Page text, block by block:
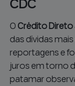
CDC
O Crédito
das dívidas
reportagens e
juros em torno
patamar